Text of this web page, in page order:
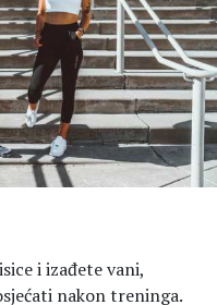
i izađete vani,
nakon treninga.